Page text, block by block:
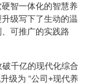
智一体化的智慧养
级写下了生动的温
可推广的实践路
破千亿的现代化综合
级为 “公司+现代养